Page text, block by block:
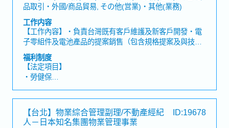
品取引・外國/商品貿易, その他(営業)・其他(業務)
工作内容
【工作內容】・負責台灣既有客戶維護及新客戶開發・電
子零組件及電池產品的提案銷售（包含規格提案及與技術
部門協調）・根據客戶需求進行產品選型，並提供問題解
決方案・負責報價製作、價格協商及合約簽訂・與公司內
部相關部門（研發、品質、生產）密切合作與協調
福利制度
【法定項目】
・勞健保
・各種休假（特別休假、婚假、喪假、生理假、產檢假、
陪產假、產假、育嬰假）
・退休金
【台北】物業綜合管理副理/不動產經紀
人－日本知名集團物業管理事業
ID:19678